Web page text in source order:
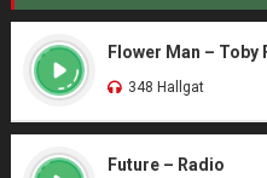
Flower Man – Toby
348 Hallgat
Future – Radio